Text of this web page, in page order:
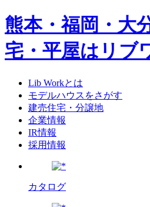
熊本・福岡・大
宅・平屋はリブ
Lib Workとは
モデルハウスをさがす
建売住宅・分譲地
企業情報
IR情報
採用情報
カタログ